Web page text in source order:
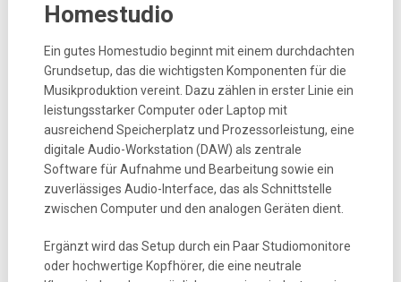
Homestudio
Ein gutes Homestudio beginnt mit einem durchdachten
Grundsetup, das die wichtigsten Komponenten für die
Musikproduktion vereint. Dazu zählen in erster Linie ein
leistungsstarker Computer oder Laptop mit
ausreichend Speicherplatz und Prozessorleistung, eine
digitale Audio-Workstation (DAW) als zentrale
Software für Aufnahme und Bearbeitung sowie ein
zuverlässiges Audio-Interface, das als Schnittstelle
zwischen Computer und den analogen Geräten dient.
Ergänzt wird das Setup durch ein Paar Studiomonitore
oder hochwertige Kopfhörer, die eine neutrale